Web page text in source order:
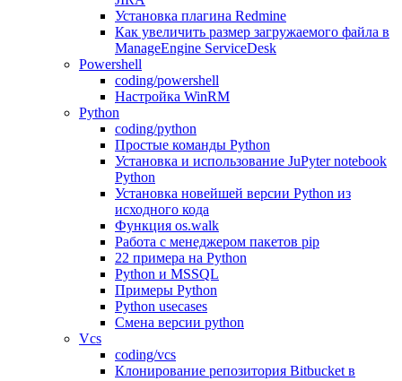
Установка плагина Redmine
Как увеличить размер загружаемого файла в
ManageEngine ServiceDesk
Powershell
coding/powershell
Настройка WinRM
Python
coding/python
Простые команды Python
Установка и использование JuPyter notebook
Python
Установка новейшей версии Python из
исходного кода
Функция os.walk
Работа с менеджером пакетов pip
22 примера на Python
Python и MSSQL
Примеры Python
Python usecases
Смена версии python
Vcs
coding/vcs
Клонирование репозитория Bitbucket в